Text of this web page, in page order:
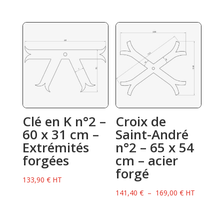
était :
37,60 €.
est :
33,00 €.
Clé en K n°2 –
60 x 31 cm –
Extrémités
forgées
133,90 € HT
Croix de
Saint-André
n°2 – 65 x 54
cm – acier
forgé
141,40€ – 169,00€Plage
HT